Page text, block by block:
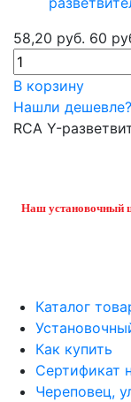
58,20 руб. 60
В корзину
Нашли дешевле?
RCA Y-
Наш установочный
Каталог
Как купить
Сертификат
Череповец,